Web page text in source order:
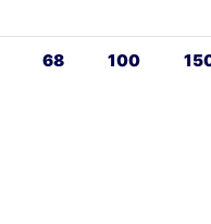
68 100